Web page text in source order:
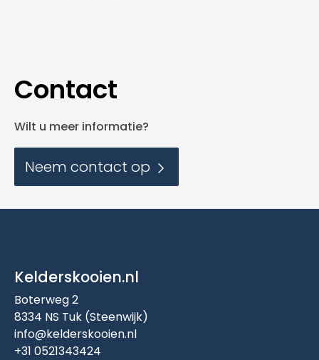
Contact
Wilt u meer informatie?
Neem contact op
Kelderskooien.nl
Boterweg 2
8334 NS Tuk (Steenwijk)
info@kelderskooien.nl
+31 0521343424